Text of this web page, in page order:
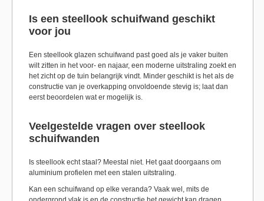
Is een steellook schuifwand geschikt
voor jou
Een steellook glazen schuifwand past goed als je vaker buiten
wilt zitten in het voor- en najaar, een moderne uitstraling zoekt en
het zicht op de tuin belangrijk vindt. Minder geschikt is het als de
constructie van je overkapping onvoldoende stevig is; laat dan
eerst beoordelen wat er mogelijk is.
Veelgestelde vragen over steellook
schuifwanden
Is steellook echt staal? Meestal niet. Het gaat doorgaans om
aluminium profielen met een stalen uitstraling.
Kan een schuifwand op elke veranda? Vaak wel, mits de